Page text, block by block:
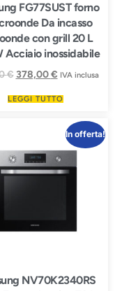
FG77SUST forno
Da incasso
con grill 20 L
Acciaio inossidabile
€ 378,00€ IVA inclusa
LEGGI TUTTO
In offerta!
NV70K2340RS